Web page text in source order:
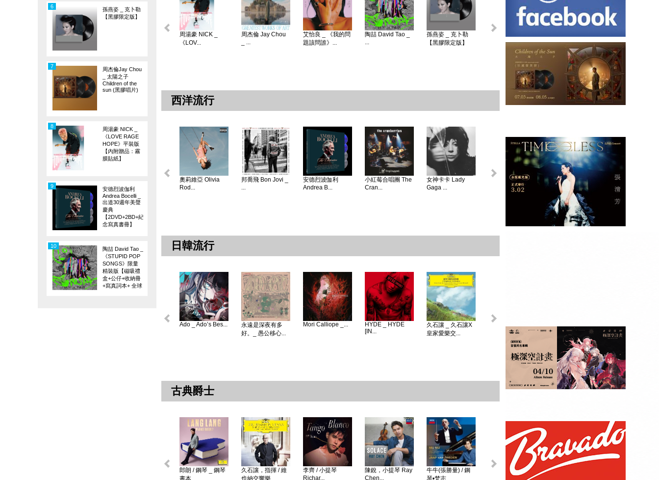
孫燕姿 _ 克卜勒
【黑膠限定版】
6
周杰倫Jay Chou
_ 太陽之子
Children of the
sun (黑膠唱片)
7
周湯豪 NICK _
《LOVE RAGE
HOPE》平裝版
【內附贈品：霧
膜貼紙】
8
安德烈波伽利
Andrea Bocelli _
出道30週年美聲
慶典
【2DVD+2BD+紀
念寫真書冊】
9
陶喆 David Tao _
《STUPID POP
SONGS》限量
精裝版【磁吸禮
盒+公仔+收納冊
+寫真詞本+ 全球
10
周湯豪 NICK _
《LOV...
周杰倫 Jay Chou
_ ...
艾怡良 _ 《我的問
題該問誰》...
陶喆 David Tao _
...
孫燕姿 _ 克卜勒
【黑膠限定版】
西洋流行
奧莉維亞 Olivia
Rod...
邦喬飛 Bon Jovi _
...
安德烈波伽利
Andrea B...
小紅莓合唱團 The
Cran...
女神卡卡 Lady
Gaga ...
怪奇比莉 BILLIE
蘿兒 Lorde _ 聖女
莎賓娜卡本特
Sabrina ...
日韓流行
Ado _ Ado’s Bes...
永遠是深夜有多
好。_ 愚公移心...
Mori Calliope _...
HYDE _ HYDE
[IN...
久石讓 _ 久石讓X
皇家愛樂交...
初音未來 _
MAGICAL ...
贈品：SPECIAL
BOOK+視覺貼紙
10張SET+特典影
古典爵士
郎朗 / 鋼琴 _ 鋼琴
書本 ...
久石讓，指揮 / 維
也納交響樂...
李齊 / 小提琴
Richar...
陳銳，小提琴 Ray
Chen...
牛牛(張勝量) / 鋼
琴•梵志...
戴安娜‧克瑞兒
環球DG古典音樂